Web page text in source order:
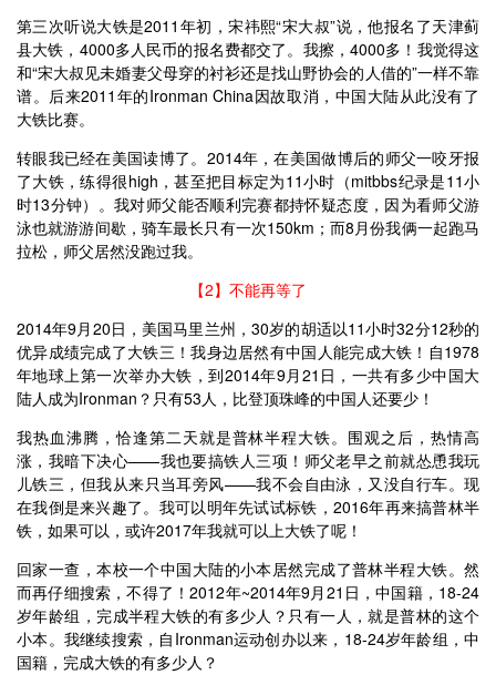
第三次听说大铁是2011年初，宋祎熙“宋大叔”说，他报名了天津蓟
县大铁，4000多人民币的报名费都交了。我擦，4000多！我觉得这
和“宋大叔见未婚妻父母穿的衬衫还是找山野协会的人借的”一样不靠
谱。后来2011年的Ironman China因故取消，中国大陆从此没有了
大铁比赛。
转眼我已经在美国读博了。2014年，在美国做博后的师父一咬牙报
了大铁，练得很high，甚至把目标定为11小时（mitbbs纪录是11小
时13分钟）。我对师父能否顺利完赛都持怀疑态度，因为看师父游
泳也就游游间歇，骑车最长只有一次150km；而8月份我俩一起跑马
拉松，师父居然没跑过我。
【2】不能再等了
2014年9月20日，美国马里兰州，30岁的胡适以11小时32分12秒的
优异成绩完成了大铁三！我身边居然有中国人能完成大铁！自1978
年地球上第一次举办大铁，到2014年9月21日，一共有多少中国大
陆人成为Ironman？只有53人，比登顶珠峰的中国人还要少！
我热血沸腾，恰逢第二天就是普林半程大铁。围观之后，热情高
涨，我暗下决心——我也要搞铁人三项！师父老早之前就怂恿我玩
儿铁三，但我从来只当耳旁风——我不会自由泳，又没自行车。现
在我倒是来兴趣了。我可以明年先试试标铁，2016年再来搞普林半
铁，如果可以，或许2017年我就可以上大铁了呢！
回家一查，本校一个中国大陆的小本居然完成了普林半程大铁。然
而再仔细搜索，不得了！2012年~2014年9月21日，中国籍，18-24
岁年龄组，完成半程大铁的有多少人？只有一人，就是普林的这个
小本。我继续搜索，自Ironman运动创办以来，18-24岁年龄组，中
国籍，完成大铁的有多少人？